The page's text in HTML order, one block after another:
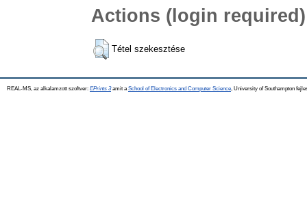
Actions (login required)
Tétel szekesztése
REAL-MS, az alkalamzott szoftver: EPrints 3amit a School of Electronics and Computer Science , University of Southampton